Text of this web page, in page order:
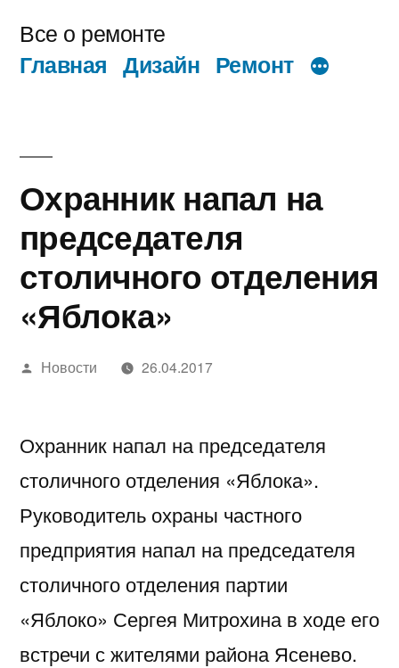
содержимому
Все о ремонте
Главная Дизайн Ремонт
Охранник напал на
председателя
столичного отделения
«Яблока»
Написано
Новости 26.04.2017
Охранник напал на председателя
столичного отделения «Яблока».
Руководитель охраны частного
предприятия напал на председателя
столичного отделения партии
«Яблоко» Сергея Митрохина в ходе его
встречи с жителями района Ясенево.